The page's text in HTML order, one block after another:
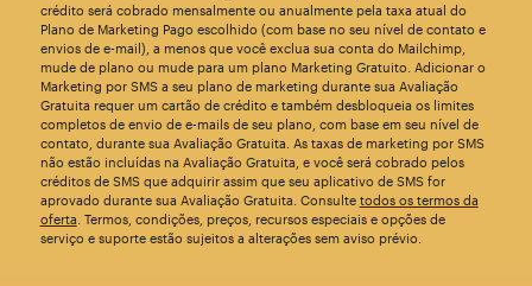
crédito será cobrado mensalmente ou anualmente pela taxa atual do
Plano de Marketing Pago escolhido (com base no seu nível de contato e
envios de e-mail), a menos que você exclua sua conta do Mailchimp,
mude de plano ou mude para um plano Marketing Gratuito. Adicionar o
Marketing por SMS a seu plano de marketing durante sua Avaliação
Gratuita requer um cartão de crédito e também desbloqueia os limites
completos de envio de e-mails de seu plano, com base em seu nível de
contato, durante sua Avaliação Gratuita. As taxas de marketing por SMS
não estão incluídas na Avaliação Gratuita, e você será cobrado pelos
créditos de SMS que adquirir assim que seu aplicativo de SMS for
aprovado durante sua Avaliação Gratuita. Consulte todos os termos da
oferta . Termos, condições, preços, recursos especiais e opções de
serviço e suporte estão sujeitos a alterações sem aviso prévio.